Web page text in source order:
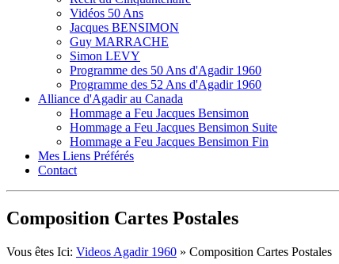
Vidéos 50 Ans
Jacques BENSIMON
Guy MARRACHE
Simon LEVY
Programme des 50 Ans d'Agadir 1960
Programme des 52 Ans d'Agadir 1960
Alliance d'Agadir au Canada
Hommage a Feu Jacques Bensimon
Hommage a Feu Jacques Bensimon Suite
Hommage a Feu Jacques Bensimon Fin
Mes Liens Préférés
Contact
Composition Cartes Postales
Vous êtes Ici: Videos Agadir 1960 » Composition Cartes Postales